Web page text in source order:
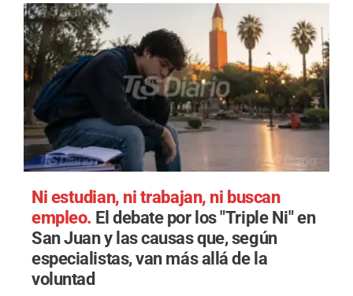
Ni estudian, ni trabajan, ni buscan
empleo. El debate por los "Triple Ni" en
San Juan y las causas que, según
especialistas, van más allá de la
voluntad